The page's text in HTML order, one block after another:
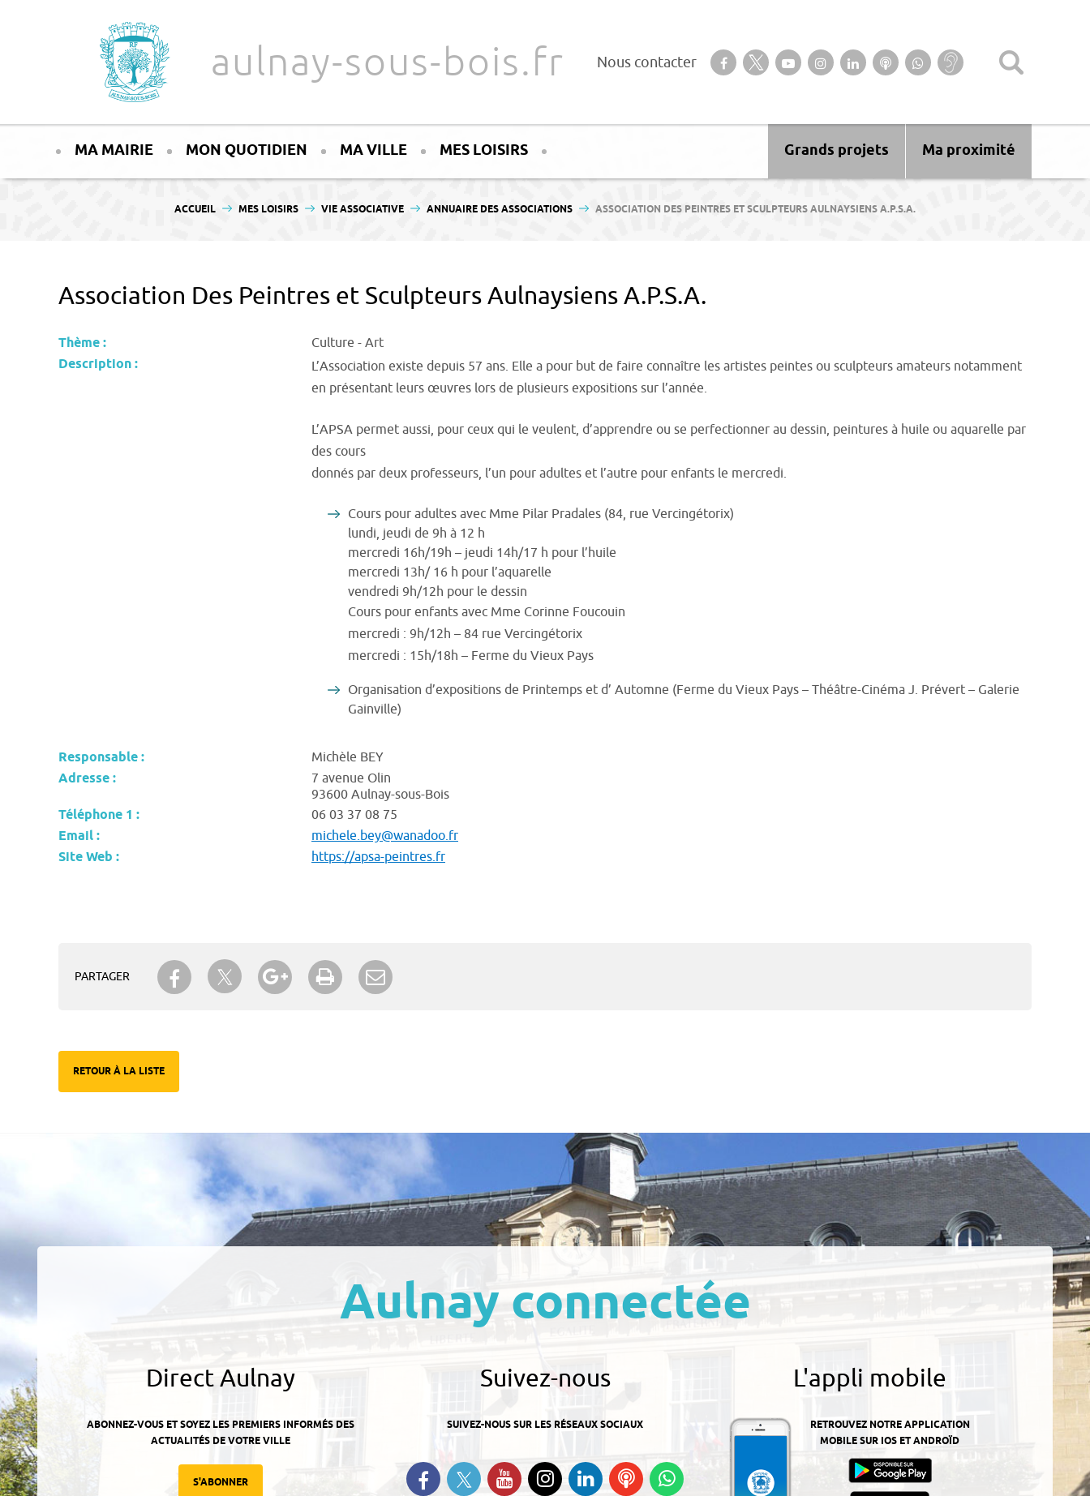
aulnay-sous-bois.fr Nous contacter Suivez-nous sur notre page Facebook
Suivez-nous sur Twitter
Suivez-nous sur YouTube
Suivez-nous sur Instagram
Retrouvez-nous sur Linkedin
Ecoutez nos Podcasts
Suivez-nous sur
WhatsApp
Baisse
d’audition ?
MA MAIRIE MON QUOTIDIEN MA VILLE MES LOISIRS Ma proximité
Grands projets
VOUS ÊTES ICI :
ACCUEIL MES LOISIRS VIE ASSOCIATIVE ANNUAIRE DES ASSOCIATIONS ASSOCIATION DES PEINTRES ET SCULPTEURS AULNAYSIENS A.P.S.A.
Association Des Peintres et Sculpteurs Aulnaysiens A.P.S.A.
Thème : Culture - Art
Description :
L’Association existe depuis 57 ans. Elle a pour but de faire connaître les artistes peintes ou sculpteurs amateurs notamment
en présentant leurs œuvres lors de plusieurs expositions sur l’année.
L’APSA permet aussi, pour ceux qui le veulent, d’apprendre ou se perfectionner au dessin, peintures à huile ou aquarelle par
des cours
donnés par deux professeurs, l’un pour adultes et l’autre pour enfants le mercredi.
Cours pour adultes avec Mme Pilar Pradales (84, rue Vercingétorix)
lundi, jeudi de 9h à 12 h
mercredi 16h/19h – jeudi 14h/17 h pour l’huile
mercredi 13h/ 16 h pour l’aquarelle
vendredi 9h/12h pour le dessin
Cours pour enfants avec Mme Corinne Foucouin
mercredi : 9h/12h – 84 rue Vercingétorix
mercredi : 15h/18h – Ferme du Vieux Pays
Organisation d’expositions de Printemps et d’ Automne (Ferme du Vieux Pays – Théâtre-Cinéma J. Prévert – Galerie
Gainville)
Responsable : Michèle BEY
Adresse :
7 avenue Olin
93600 Aulnay-sous-Bois
Téléphone 1 : 06 03 37 08 75
Email : michele.bey@wanadoo.fr
Site Web : https://apsa-peintres.fr
PARTAGER
Partager sur Facebook
Partager sur TwitterPartager sur Google+
Imprimer
RETOUR À LA LISTE
Aulnay connectée
Direct Aulnay
ABONNEZ-VOUS ET SOYEZ LES PREMIERS INFORMÉS DES
ACTUALITÉS DE VOTRE VILLE
S'ABONNER
Suivez-nous
SUIVEZ-NOUS SUR LES RÉSEAUX SOCIAUX
Retrouvez-nous sur Facebook
Suivez-nous sur Twitter
Suivez-nous sur YouTube
Suivez-nous sur
Instagram
Retrouvez-nous
sur Linkedin
Ecoutez
nos
L'appli mobile
RETROUVEZ NOTRE APPLICATION
MOBILE SUR IOS ET ANDROÏD